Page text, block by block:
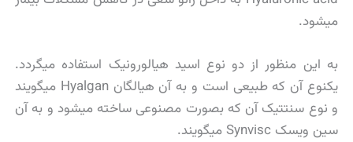
میشود.
به این منظور از دو نوع اسید هیالورونیک استفاده میگردد.
یکنوع آن که طبیعی است و به آن هیالگان Hyalgan میگویند
و نوع سنتتیک آن که بصورت مصنوعی ساخته میشود و به آن
سین ویسک Synvisc میگویند.